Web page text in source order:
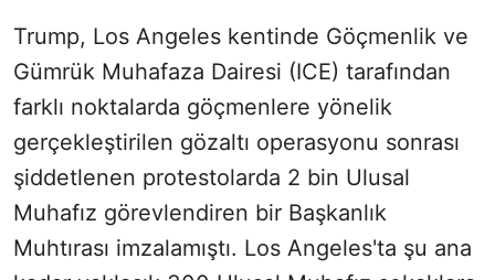
Trump, Los Angeles kentinde Göçmenlik ve
Gümrük Muhafaza Dairesi (ICE) tarafından
farklı noktalarda göçmenlere yönelik
gerçekleştirilen gözaltı operasyonu sonrası
şiddetlenen protestolarda 2 bin Ulusal
Muhafız görevlendiren bir Başkanlık
Muhtırası imzalamıştı. Los Angeles'ta şu ana